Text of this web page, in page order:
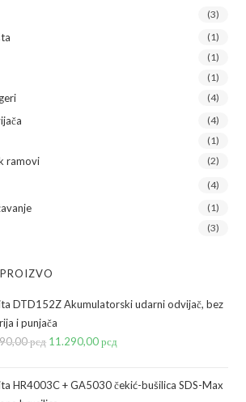
(3)
(1)
(1)
(1)
(4)
(4)
(1)
ramovi (2)
(4)
(1)
(3)
DTD152Z Akumulatorski udarni odvijač, bez
i punjača
рсд Originalna
je
11.290,00рсд
je:
HR4003C + GA5030 čekić-bušilica SDS-Max